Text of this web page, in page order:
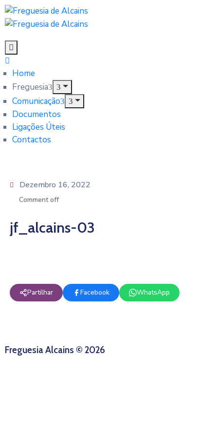
Home
Freguesia
Comunicação
Documentos
Ligações Úteis
Contactos
Dezembro 16, 2022
Comment off
jf_alcains-03
Partilhar Facebook WhatsApp
Freguesia Alcains © 2026